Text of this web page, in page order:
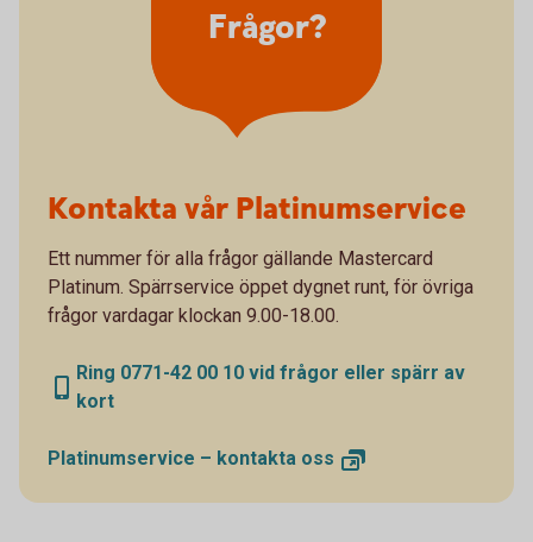
Frågor?
Kontakta vår Platinumservice
Ett nummer för alla frågor gällande Mastercard
Platinum. Spärrservice öppet dygnet runt, för övriga
frågor vardagar klockan 9.00-18.00.
Ring 0771-42 00 10 vid frågor eller spärr av
kort
Platinumservice – kontakta oss